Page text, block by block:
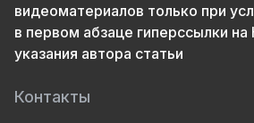
видеоматериалов только при
в первом абзаце гиперссылки на
указания автора статьи
Контакты